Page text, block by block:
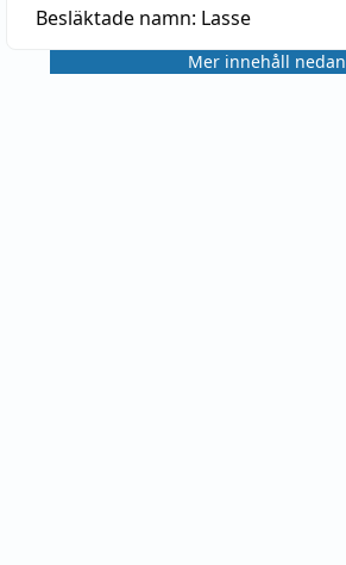
Besläktade namn: Lasse
Mer innehåll nedan